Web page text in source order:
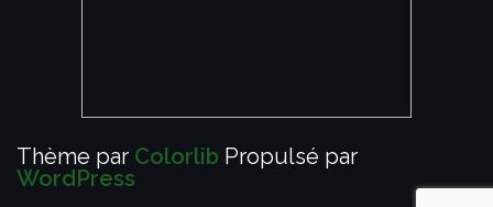
Thème par Colorlib Propulsé par
WordPress